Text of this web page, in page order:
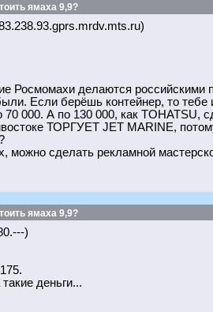
ямаха 9,9?
Росмомахи делаются российскими
Если берёшь контейнер, то
000. А по 130 000, как TOHATSU,
ТОРГУЕТ JET MARINE,
можно сделать рекламной
ямаха 9,9?
)
деньги...